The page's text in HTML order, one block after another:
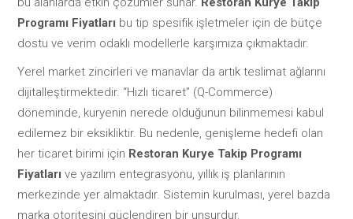
Programı Fiyatları bu tip spesifik işletmeler için de bütçe
dostu ve verim odaklı modellerle karşımıza çıkmaktadır.
Yerel market zincirleri ve manavlar da artık teslimat ağlarını
dijitalleştirmektedir. “Hızlı ticaret” (Q-Commerce)
döneminde, kuryenin nerede olduğunun bilinmemesi kabul
edilemez bir eksikliktir. Bu nedenle, genişleme hedefi olan
her ticaret birimi için Restoran Kurye Takip Programı
Fiyatları ve yazılım entegrasyonu, yıllık iş planlarının
merkezinde yer almaktadır. Sistemin kurulması, yerel bazda
marka otoritesini güçlendiren bir unsurdur.